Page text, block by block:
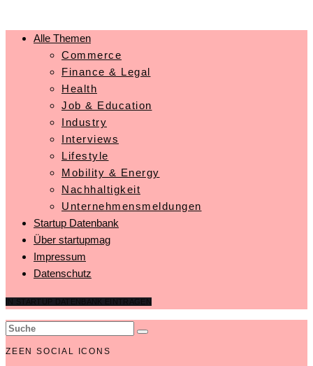
Alle Themen
Commerce
Finance & Legal
Health
Job & Education
Industry
Interviews
Lifestyle
Mobility & Energy
Nachhaltigkeit
Unternehmensmeldungen
Startup Datenbank
Über startupmag
Impressum
Datenschutz
ZEEN SOCIAL ICONS